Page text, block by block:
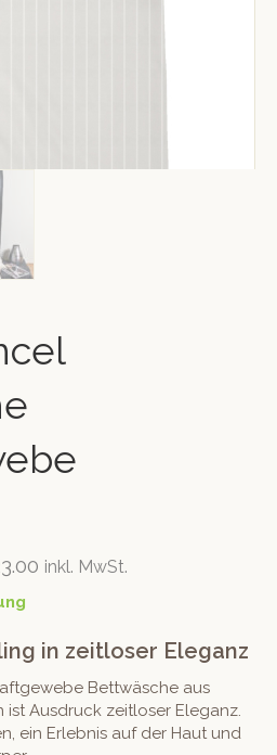
inkl. MwSt.
in zeitloser Eleganz
Bettwäsche aus
ist Ausdruck zeitloser Eleganz.
ein Erlebnis auf der Haut und